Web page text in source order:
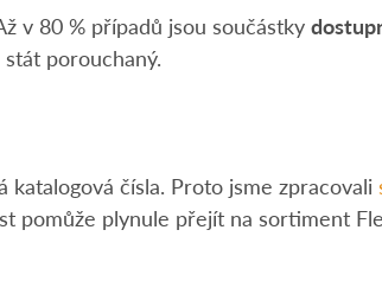
v 80 % případů jsou součástky
porouchaný.
čísla. Proto jsme zpracovali
pomůže plynule přejít na sortiment